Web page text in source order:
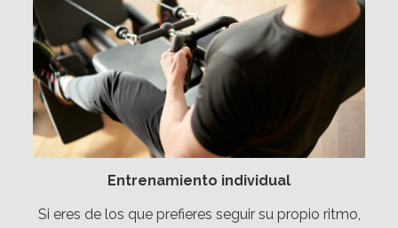
Entrenamiento individual
Si eres de los que prefieres seguir su propio ritmo,